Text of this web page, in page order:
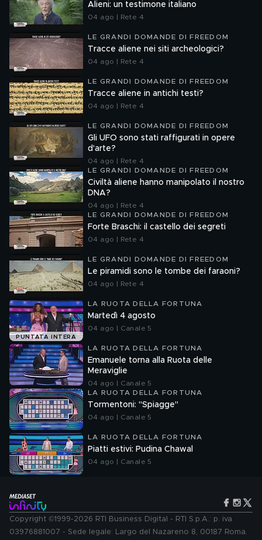
Alieni: un testimone italiano
04 ago | Rete 4
LE GRANDI DOMANDE DI FREEDOM
Tracce aliene nei siti archeologici?
04 ago | Rete 4
LE GRANDI DOMANDE DI FREEDOM
Tracce aliene in antichi testi?
04 ago | Rete 4
LE GRANDI DOMANDE DI FREEDOM
Gli UFO sono stati raffigurati in opere
d'arte?
04 ago | Rete 4
LE GRANDI DOMANDE DI FREEDOM
Civiltà aliene hanno manipolato il nostro
DNA?
04 ago | Rete 4
LE GRANDI DOMANDE DI FREEDOM
Forte Braschi: il castello dei segreti
04 ago | Rete 4
LE GRANDI DOMANDE DI FREEDOM
Le piramidi sono le tombe dei faraoni?
04 ago | Rete 4
PUNTATA INTERA
LA RUOTA DELLA FORTUNA
Martedì 4 agosto
04 ago | Canale 5
LA RUOTA DELLA FORTUNA
Emanuele torna alla Ruota delle
Meraviglie
04 ago | Canale 5
LA RUOTA DELLA FORTUNA
Tormentoni: "Spiagge"
04 ago | Canale 5
LA RUOTA DELLA FORTUNA
Piatti estivi: Pudina Chawal
04 ago | Canale 5
Copyright ©1999-2026 RTI Business Digital - RTI S.p.A.: p. iva
03976881007 - Sede legale: Largo del Nazareno 8, 00187 Roma.